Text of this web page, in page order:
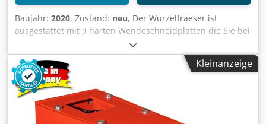
Baujahr: 2020, Zustand: neu, Der Wurzelfraeser ist
ausgestattet mit 9 harten Wendeschneidplatten die Sie bei
Abstumpfung mehrmals drehen koennen. Die Platten
haben eine hohe Standzeit. Es gibt die Platten mit 3
verschiedenen Spanwinkeln um verschieden harte Hoelzer
optimal zu bearbeiten. Den Fraeser koennen Sie auch
einsetzen um Blumentroege auszufraesen oder andere
Fraesarbeiten auszufuehren. Dcedpfx Adjdf Sd Sjtsk
Artikelnummer: MT18-WF300
Kleinanzeige